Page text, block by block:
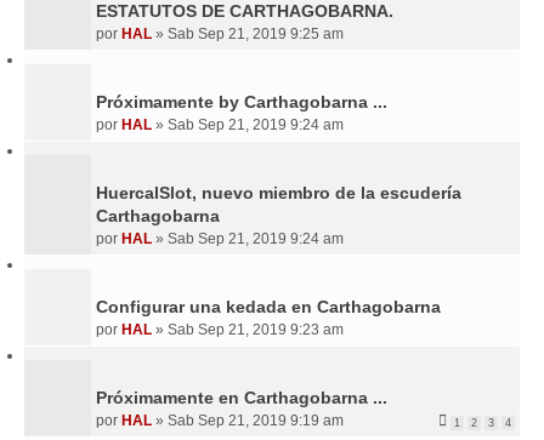
ESTATUTOS DE CARTHAGOBARNA.
por HAL » Sab Sep 21, 2019 9:25 am
Próximamente by Carthagobarna ...
por HAL » Sab Sep 21, 2019 9:24 am
HuercalSlot, nuevo miembro de la escudería
Carthagobarna
por HAL » Sab Sep 21, 2019 9:24 am
Configurar una kedada en Carthagobarna
por HAL » Sab Sep 21, 2019 9:23 am
Próximamente en Carthagobarna ...
por HAL » Sab Sep 21, 2019 9:19 am 1 2 3 4